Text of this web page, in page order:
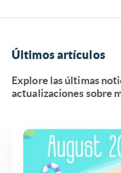
Últimos artículos
Explore las últimas
actualizaciones sobre